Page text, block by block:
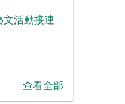
活動接連
查看全部